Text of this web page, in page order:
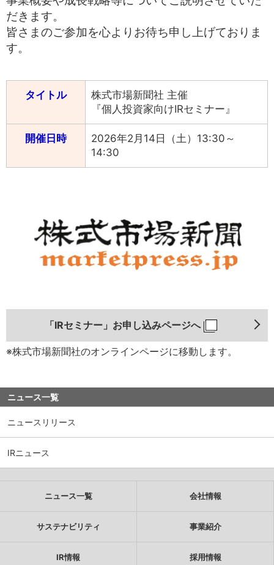
ニュース一覧
ニュースリリース
IRニュース
だきます。
皆さまのご参加を心よりお待ち申し上げておりま
す。
タイトル
株式市場新聞社 主催
『個人投資家向けIRセミナー』
開催日時
2026年2月14日（土）13:30～
14:30
「IRセミナー」お申し込みページへ
※株式市場新聞社のオンラインページに移動します。
中文 アクセス
ニュース一覧 会社情報
サステナビリティ 事業紹介
IR情報 採用情報